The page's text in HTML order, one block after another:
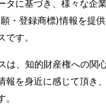
タに基づき、様々な企
・登録商標)情報を提
す。
は、知的財産権への関
報を身近に感じて頂き